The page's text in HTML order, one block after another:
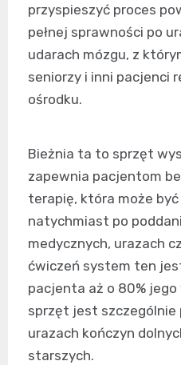
przyspieszyć proces
pełnej sprawności po
udarach mózgu, z
seniorzy i inni pacjenci
ośrodku.
Bieżnia ta to sprzęt
zapewnia pacjentom
terapię, która może
natychmiast po
medycznych, urazach
ćwiczeń system ten
pacjenta aż o 80% jego
sprzęt jest szczególnie
urazach kończyn
starszych.